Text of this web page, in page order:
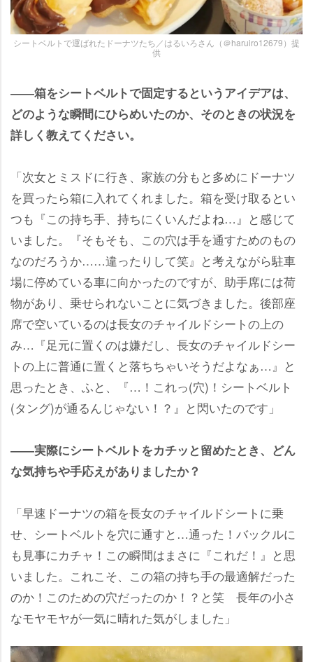
シートベルトで運ばれたドーナツたち／はるいろさん（＠haruiro12679）提
供
――箱をシートベルトで固定するというアイデアは、
どのような瞬間にひらめいたのか、そのときの状況を
詳しく教えてください。
「次女とミスドに行き、家族の分もと多めにドーナツ
を買ったら箱に入れてくれました。箱を受け取るとい
つも『この持ち手、持ちにくいんだよね…』と感じて
いました。『そもそも、この穴は手を通すためのもの
なのだろうか……違ったりして笑』と考えながら駐車
場に停めている車に向かったのですが、助手席には荷
物があり、乗せられないことに気づきました。後部座
席で空いているのは長女のチャイルドシートの上の
み…『足元に置くのは嫌だし、長女のチャイルドシー
トの上に普通に置くと落ちちゃいそうだよなぁ…』と
思ったとき、ふと、『…！これっ(穴)！シートベルト
(タング)が通るんじゃない！？』と閃いたのです」
――実際にシートベルトをカチッと留めたとき、どん
な気持ちや手応えがありましたか？
「早速ドーナツの箱を長女のチャイルドシートに乗
せ、シートベルトを穴に通すと…通った！バックルに
も見事にカチャ！この瞬間はまさに『これだ！』と思
いました。これこそ、この箱の持ち手の最適解だった
のか！このための穴だったのか！？と笑 長年の小さ
なモヤモヤが一気に晴れた気がしました」